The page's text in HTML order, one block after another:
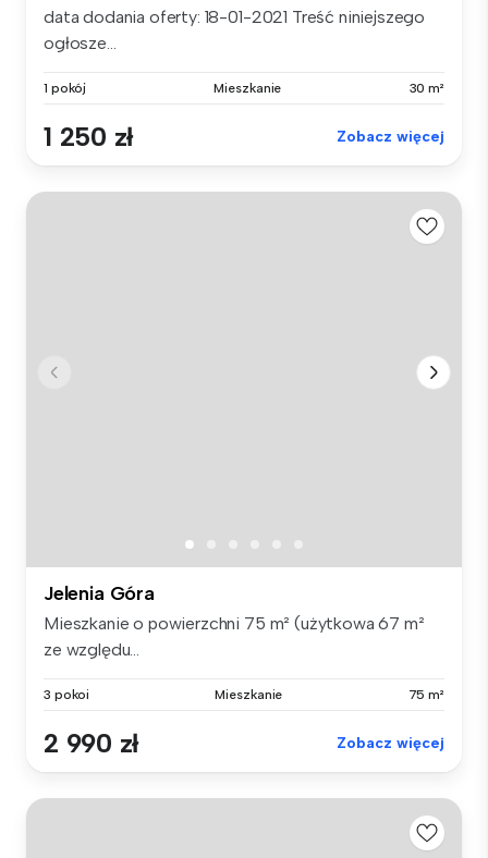
data dodania oferty: 18-01-2021 Treść niniejszego
ogłosze...
1 pokój Mieszkanie 30 m²
1 250 zł Zobacz więcej
Jelenia Góra
Mieszkanie o powierzchni 75 m² (użytkowa 67 m²
ze względu...
3 pokoi Mieszkanie 75 m²
2 990 zł Zobacz więcej